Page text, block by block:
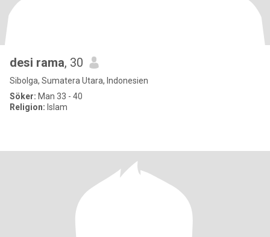
desi rama, 30
Sibolga, Sumatera Utara, Indonesien
Söker: Man 33 - 40
Religion: Islam